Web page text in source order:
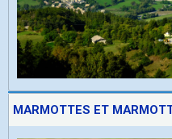
MARMOTTES ET